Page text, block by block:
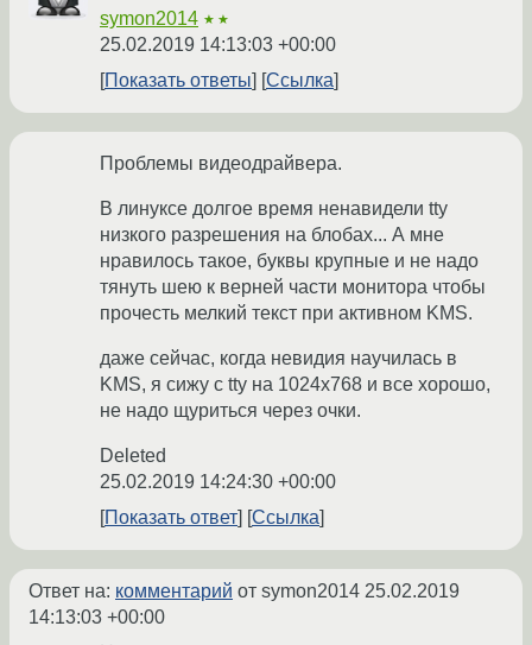
symon2014 ★★
25.02.2019 14:13:03 +00:00
Показать ответы
Ссылка
Проблемы видеодрайвера.
В линуксе долгое время ненавидели tty
низкого разрешения на блобах... А мне
нравилось такое, буквы крупные и не надо
тянуть шею к верней части монитора чтобы
прочесть мелкий текст при активном KMS.
даже сейчас, когда невидия научилась в
KMS, я сижу с tty на 1024х768 и все хорошо,
не надо щуриться через очки.
Deleted
25.02.2019 14:24:30 +00:00
Показать ответ
Ссылка
Ответ на: комментарий от symon2014 25.02.2019
14:13:03 +00:00